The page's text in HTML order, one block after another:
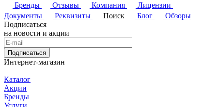
Бренды
Отзывы Компания
Лицензии
Документы
Реквизиты Поиск Блог
Обзоры
Подписаться
на новости и акции
Подписаться
Интернет-магазин
Каталог
Акции
Бренды
Услуги